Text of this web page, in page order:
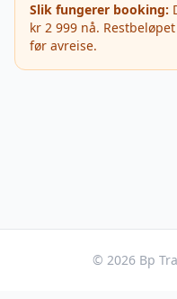
Slik fungerer booking:
kr 2 999 nå.
før avreise.
© 2026 Bp